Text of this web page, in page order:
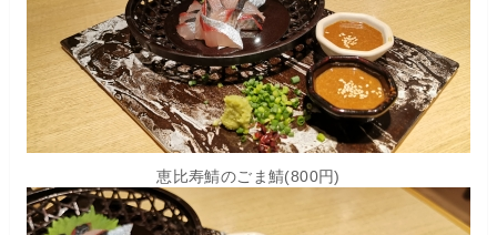
恵比寿鯖のごま鯖(800円)